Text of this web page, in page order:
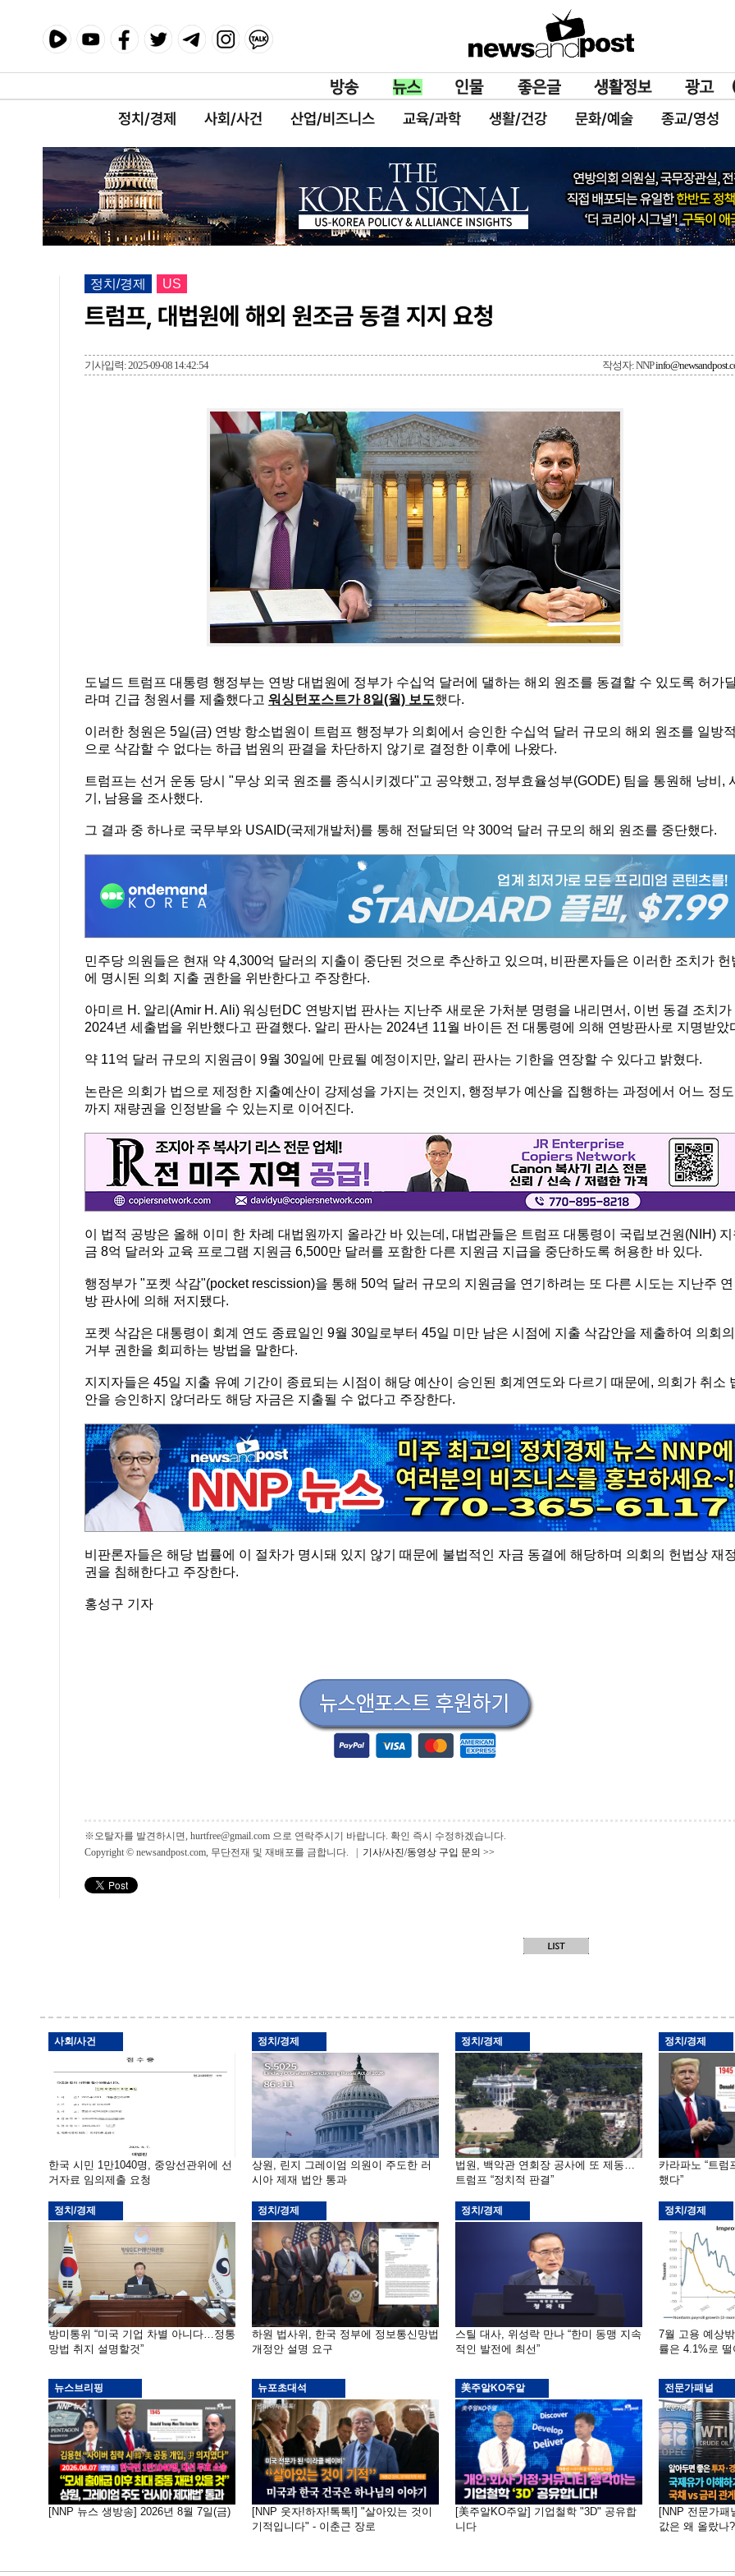
정치/경제 사회/사건 산업/비즈니스 교육/과학 생활/건강 문화/예술 종교/영성
정치/경제 US
트럼프, 대법원에 해외 원조금 동결 지지 요청
기사입력: 2025-09-08 14:42:54 작성자: NNP
도널드 트럼프 대통령 행정부는 연방 대법원에 정부가 수십억 달러에 댈하는 해외 원조를 동결할 수 있도록 허가
라며 긴급 청원서를 제출했다고 워싱턴포스트가 8일(월) 보도했다.
이러한 청원은 5일(금) 연방 항소법원이 트럼프 행정부가 의회에서 승인한 수십억 달러 규모의 해외 원조를 일방
으로 삭감할 수 없다는 하급 법원의 판결을 차단하지 않기로 결정한 이후에 나왔다.
트럼프는 선거 운동 당시 "무상 외국 원조를 종식시키겠다"고 공약했고, 정부효율성부(GODE) 팀을 통원해 낭비,
기, 남용을 조사했다.
그 결과 중 하나로 국무부와 USAID(국제개발처)를 통해 전달되던 약 300억 달러 규모의 해외 원조를 중단했다.
민주당 의원들은 현재 약 4,300억 달러의 지출이 중단된 것으로 추산하고 있으며, 비판론자들은 이러한 조치가 헌
에 명시된 의회 지출 권한을 위반한다고 주장한다.
아미르 H. 알리(Amir H. Ali) 워싱턴DC 연방지법 판사는 지난주 새로운 가처분 명령을 내리면서, 이번 동결 조치가
2024년 세출법을 위반했다고 판결했다. 알리 판사는 2024년 11월 바이든 전 대통령에 의해 연방판사로 지명받았
약 11억 달러 규모의 지원금이 9월 30일에 만료될 예정이지만, 알리 판사는 기한을 연장할 수 있다고 밝혔다.
논란은 의회가 법으로 제정한 지출예산이 강제성을 가지는 것인지, 행정부가 예산을 집행하는 과정에서 어느 정도
까지 재량권을 인정받을 수 있는지로 이어진다.
이 법적 공방은 올해 이미 한 차례 대법원까지 올라간 바 있는데, 대법관들은 트럼프 대통령이 국립보건원(NIH) 지
금 8억 달러와 교육 프로그램 지원금 6,500만 달러를 포함한 다른 지원금 지급을 중단하도록 허용한 바 있다.
행정부가 "포켓 삭감"(pocket rescission)을 통해 50억 달러 규모의 지원금을 연기하려는 또 다른 시도는 지난주 연
방 판사에 의해 저지됐다.
포켓 삭감은 대통령이 회계 연도 종료일인 9월 30일로부터 45일 미만 남은 시점에 지출 삭감안을 제출하여 의회의
거부 권한을 회피하는 방법을 말한다.
지지자들은 45일 지출 유예 기간이 종료되는 시점이 해당 예산이 승인된 회계연도와 다르기 때문에, 의회가 취소
안을 승인하지 않더라도 해당 자금은 지출될 수 없다고 주장한다.
비판론자들은 해당 법률에 이 절차가 명시돼 있지 않기 때문에 불법적인 자금 동결에 해당하며 의회의 헌법상 재
권을 침해한다고 주장한다.
홍성구 기자
※오탈자를 발견하시면, hurtfree@gmail.com 으로 연락주시기 바랍니다. 확인 즉시 수정하겠습니다.
Copyright © newsandpost.com, 무단전재 및 재배포를 금합니다. | 기사/사진/동영상 구입 문의 >>
사회/사건
한국 시민 1만1040명, 중앙선관위에 선
거자료 임의제출 요청
정치/경제
상원, 린지 그레이엄 의원이 주도한 러
시아 제재 법안 통과
정치/경제
법원, 백악관 연회장 공사에 또 제동…
트럼프 “정치적 판결”
정치/경제
카라파노 “트럼
했다”
정치/경제
방미통위 “미국 기업 차별 아니다…정통
망법 취지 설명할것”
정치/경제
하원 법사위, 한국 정부에 정보통신망법
개정안 설명 요구
정치/경제
스틸 대사, 위성락 만나 “한미 동맹 지속
적인 발전에 최선”
정치/경제
7월 고용 예상
률은 4.1%로 떨
뉴스브리핑
[NNP 뉴스 생방송] 2026년 8월 7일(금)
뉴포초대석
[NNP 웃자!하자!톡톡!] "살아있는 것이
기적입니다" - 이춘근 장로
美주알KO주알
[美주알KO주알] 기업철학 "3D" 공유합
니다
전문가패널
[NNP 전문가패
값은 왜 올랐